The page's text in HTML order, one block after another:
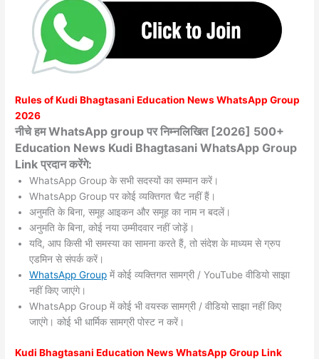
Rules ofKudi BhagtasaniEducation News WhatsApp Group
2026
नीचे हम WhatsApp group पर निम्नलिखित [2026] 500+
Education News Kudi Bhagtasani WhatsApp Group
Link प्रदान करेंगे:
WhatsApp Group के सभी सदस्यों का सम्मान करें।
WhatsApp Group पर कोई व्यक्तिगत चैट नहीं हैं।
अनुमति के बिना, समूह आइकन और समूह का नाम न बदलें।
अनुमति के बिना, कोई नया उम्मीदवार नहीं जोड़ें।
यदि, आप किसी भी समस्या का सामना करते हैं, तो संदेश के माध्यम से ग्रुप
एडमिन से संपर्क करें।
WhatsApp Group में कोई व्यक्तिगत सामग्री / YouTube वीडियो साझा
नहीं किए जाएंगे।
WhatsApp Group में कोई भी वयस्क सामग्री / वीडियो साझा नहीं किए
जाएंगे। कोई भी धार्मिक सामग्री पोस्ट न करें।
Kudi BhagtasaniEducation News WhatsApp Group Link